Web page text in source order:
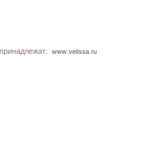
www.velissa.ru